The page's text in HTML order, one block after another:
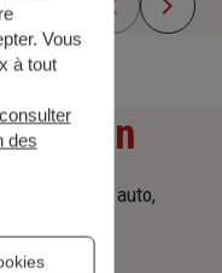
d'assurance, auto,
Vous
à tout
consulter
des